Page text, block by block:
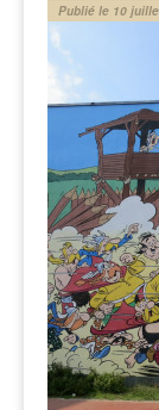
Publié le 10